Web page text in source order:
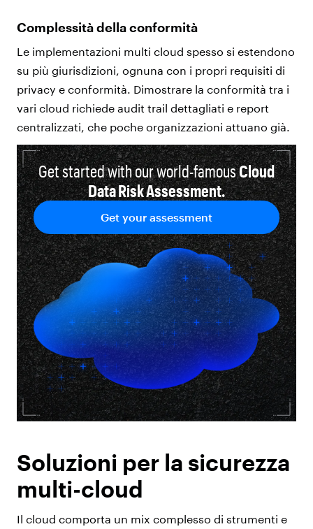
Complessità della conformità
Le implementazioni multi cloud spesso si estendono
su più giurisdizioni, ognuna con i propri requisiti di
privacy e conformità. Dimostrare la conformità tra i
vari cloud richiede audit trail dettagliati e report
centralizzati, che poche organizzazioni attuano già.
Get started with our world-famousCloud
Data Risk Assessment.
Get your assessment
Soluzioni per la sicurezza
multi-cloud
Il cloud comporta un mix complesso di strumenti e